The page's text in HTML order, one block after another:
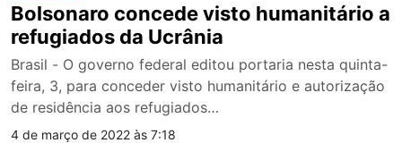
Bolsonaro concede visto humanitário a
refugiados da Ucrânia
Brasil - O governo federal editou portaria nesta quinta-
feira, 3, para conceder visto humanitário e autorização
de residência aos refugiados…
4 de março de 2022 às 7:18